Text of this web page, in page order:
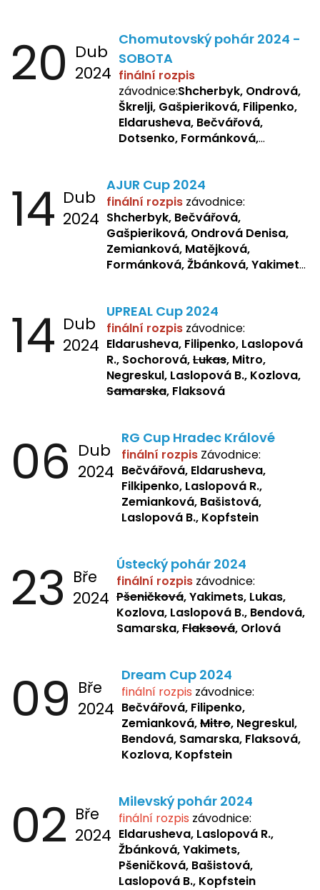
20 Dub
2024
Chomutovský pohár 2024 -
SOBOTA
finální rozpis
závodnice:Shcherbyk, Ondrová,
Škrelji, Gašpieriková, Filipenko,
Eldarusheva, Bečvářová,
Dotsenko, Formánková,
Žbánková, Sochorová
14 Dub
2024
AJUR Cup 2024
finální rozpis závodnice:
Shcherbyk, Bečvářová,
Gašpieriková, Ondrová Denisa,
Zemianková, Matějková,
Formánková, Žbánková, Yakimets,
14 Dub
2024
UPREAL Cup 2024
finální rozpis závodnice:
Eldarusheva, Filipenko, Laslopová
R., Sochorová,Lukas, Mitro,
Negreskul, Laslopová B., Kozlova,
Samarska, Flaksová
06 Dub
2024
RG Cup Hradec Králové
finální rozpis Závodnice:
Bečvářová, Eldarusheva,
Filkipenko, Laslopová R.,
Zemianková, Bašistová,
Laslopová B., Kopfstein
23 Bře
2024
Ústecký pohár 2024
finální rozpis závodnice:
Pšeničková, Yakimets, Lukas,
Kozlova, Laslopová B., Bendová,
Samarska,Flaksová, Orlová
09 Bře
2024
Dream Cup 2024
finální rozpis závodnice:
Bečvářová, Filipenko,
Zemianková,Mitro, Negreskul,
Bendová, Samarska, Flaksová,
Kozlova, Kopfstein
02 Bře
2024
Milevský pohár 2024
finální rozpis závodnice:
Eldarusheva, Laslopová R.,
Žbánková, Yakimets,
Pšeničková, Bašistová,
Laslopová B., Kopfstein